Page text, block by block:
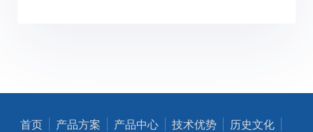
首页 产品方案 产品中心 技术优势 历史文化